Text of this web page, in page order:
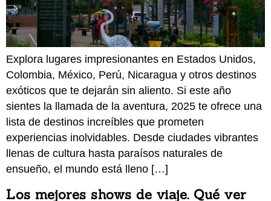
Explora lugares impresionantes en Estados Unidos,
Colombia, México, Perú, Nicaragua y otros destinos
exóticos que te dejarán sin aliento. Si este año
sientes la llamada de la aventura, 2025 te ofrece una
lista de destinos increíbles que prometen
experiencias inolvidables. Desde ciudades vibrantes
llenas de cultura hasta paraísos naturales de
ensueño, el mundo está lleno […]
Los mejores shows de viaje. Qué ver